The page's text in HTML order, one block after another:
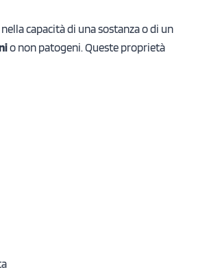
capacità di una sostanza o di un
o non patogeni. Queste proprietà